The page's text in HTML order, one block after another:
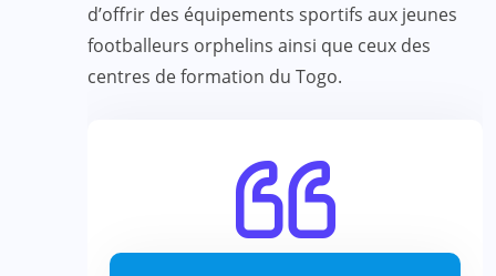
d’offrir des équipements sportifs aux jeunes
footballeurs orphelins ainsi que ceux des
centres de formation du Togo.